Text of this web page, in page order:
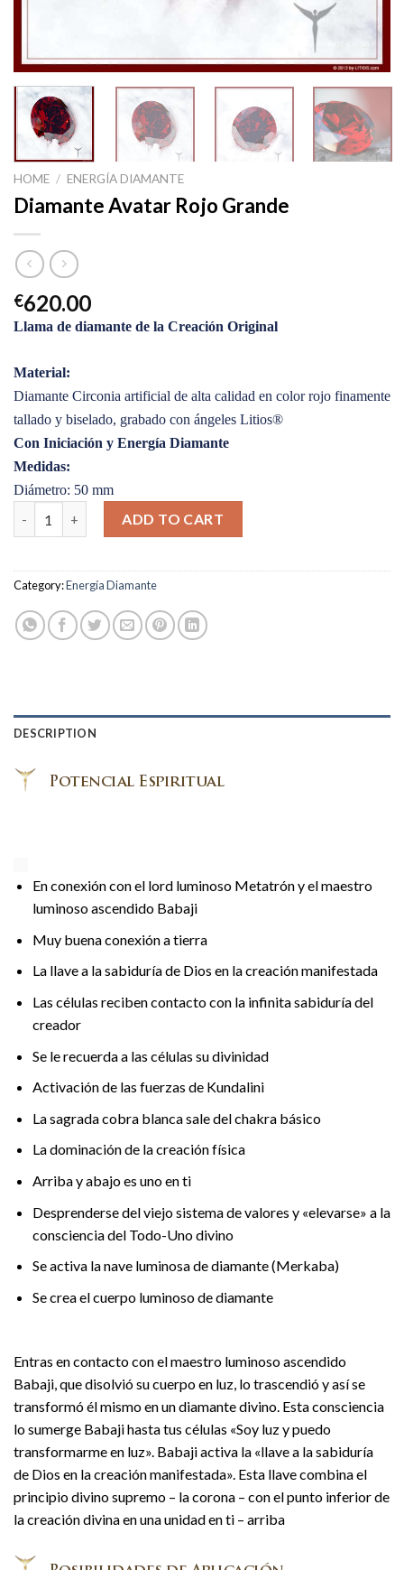
HOME / ENERGÍA DIAMANTE
Diamante Avatar Rojo Grande
€620.00
Llama de diamante de la Creación Original
Material:
Diamante Circonia artificial de alta calidad en color rojo finamente
tallado y biselado, grabado con ángeles Litios®
Con Iniciación y Energía Diamante
Medidas:
Diámetro: 50 mm
ADD TO CART
Category:Energía Diamante
DESCRIPTION
En conexión con el lord luminoso Metatrón y el maestro
luminoso ascendido Babaji
Muy buena conexión a tierra
La llave a la sabiduría de Dios en la creación manifestada
Las células reciben contacto con la infinita sabiduría del
creador
Se le recuerda a las células su divinidad
Activación de las fuerzas de Kundalini
La sagrada cobra blanca sale del chakra básico
La dominación de la creación física
Arriba y abajo es uno en ti
Desprenderse del viejo sistema de valores y «elevarse» a la
consciencia del Todo-Uno divino
Se activa la nave luminosa de diamante (Merkaba)
Se crea el cuerpo luminoso de diamante
Entras en contacto con el maestro luminoso ascendido
Babaji, que disolvió su cuerpo en luz, lo trascendió y así se
transformó él mismo en un diamante divino. Esta consciencia
lo sumerge Babaji hasta tus células «Soy luz y puedo
transformarme en luz». Babaji activa la «llave a la sabiduría
de Dios en la creación manifestada». Esta llave combina el
principio divino supremo – la corona – con el punto inferior de
la creación divina en una unidad en ti – arriba